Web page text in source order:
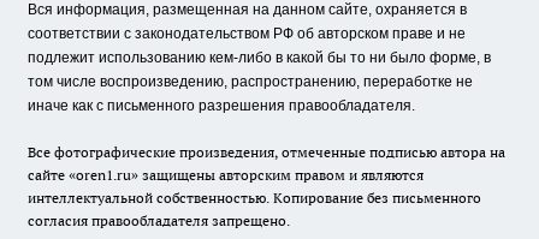
Вся информация, размещенная на данном сайте, охраняется в
соответствии с законодательством РФ об авторском праве и не
подлежит использованию кем-либо в какой бы то ни было форме, в
том числе воспроизведению, распространению, переработке не
иначе как с письменного разрешения правообладателя.
Все фотографические произведения, отмеченные подписью автора на
сайте «oren1.ru» защищены авторским правом и являются
интеллектуальной собственностью. Копирование без письменного
согласия правообладателя запрещено.